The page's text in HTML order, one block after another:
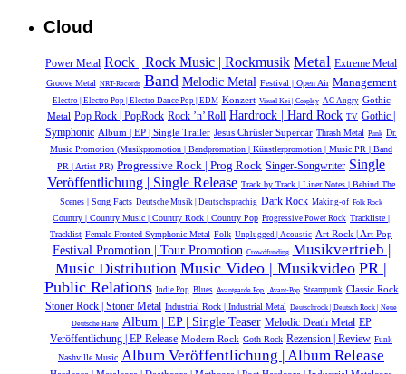
Cloud
Power Metal Rock | Rock Music | Rockmusik Metal Extreme Metal
Groove Metal NRT-Records Band Melodic Metal Festival | Open Air Management
Electro | Electro Pop | Electro Dance Pop | EDM Konzert Visual Kei | Cosplay AC Angry Gothic
Metal
Pop Rock | PopRock Rock ’n’ Roll Hardrock | Hard Rock TV Gothic |
Symphonic Album | EP | Single Trailer Jesus Chrüsler Supercar Thrash Metal Punk Dr.
Music Promotion (Musikpromotion | Bandpromotion | Künstlerpromotion | Music PR | Band
PR | Artist PR) Progressive Rock | Prog Rock Singer-Songwriter Single
Veröffentlichung | Single Release Track by Track | Liner Notes | Behind The
Scenes | Song Facts Deutsche Musik |‎ Deutschsprachig Dark Rock Making-of Folk Rock
Country | Country Music | Country Rock | Country Pop Progressive Power Rock Trackliste |
Tracklist Female Fronted Symphonic Metal Folk Unplugged | Acoustic Art Rock | Art Pop
Festival Promotion | Tour Promotion Crowdfunding Musikvertrieb |
Music Distribution Music Video | Musikvideo PR |
Public Relations Indie Pop Blues Avantgarde Pop | Avant-Pop Steampunk Classic Rock
Stoner Rock | Stoner Metal Industrial Rock | Industrial Metal Deutschrock | Deutsch Rock | Neue
Deutsche Härte Album | EP | Single Teaser Melodic Death Metal EP
Veröffentlichung | EP Release Modern Rock Goth Rock Rezension | Review Funk
Nashville Music Album Veröffentlichung | Album Release